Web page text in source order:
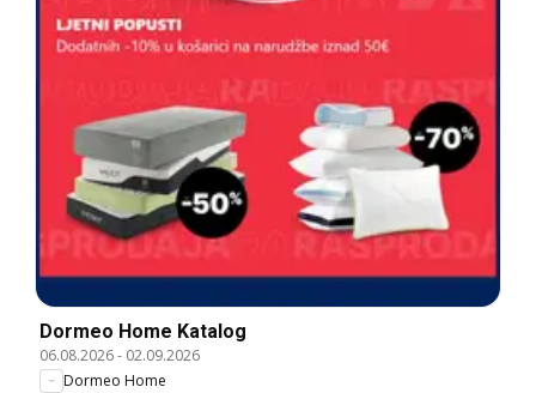
Dormeo Home Katalog
06.08.2026- 02.09.2026
Dormeo Home